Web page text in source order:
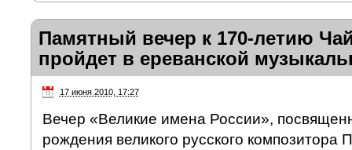
Памятный вечер к 170-летию
пройдет в ереванской
17 июня 2010, 17:27
Вечер «Великие имена России»,
рождения великого русского композитора